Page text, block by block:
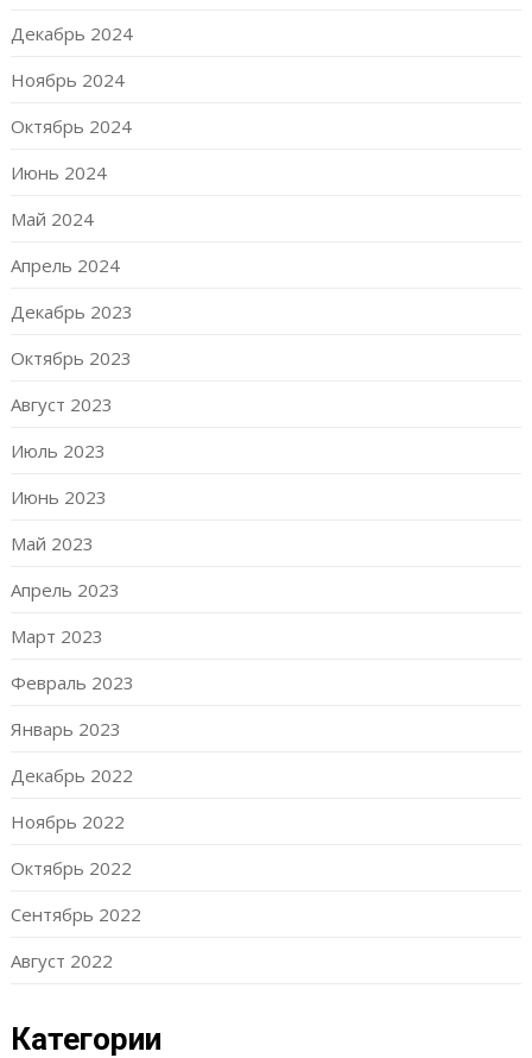
Декабрь 2024
Ноябрь 2024
Октябрь 2024
Июнь 2024
Май 2024
Апрель 2024
Декабрь 2023
Октябрь 2023
Август 2023
Июль 2023
Июнь 2023
Май 2023
Апрель 2023
Март 2023
Февраль 2023
Январь 2023
Декабрь 2022
Ноябрь 2022
Октябрь 2022
Сентябрь 2022
Август 2022
Категории